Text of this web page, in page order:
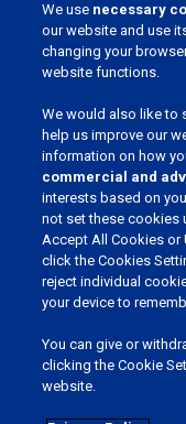
JOIN OUR
KIES JE TAAL
We use necessary
our website and use
changing your
website functions.
We would also like to
help us improve our
information on how
commercial and
interests based on
not set these cookies
Accept All Cookies or
click the Cookies
reject individual
your device to
You can give or
clicking the Cookie
website.